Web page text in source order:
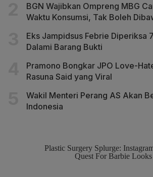
BGN Wajibkan Ompreng MBG
Waktu Konsumsi, Tak Boleh
Eks Jampidsus Febrie Diperiksa
Dalami Barang Bukti
Pramono Bongkar JPO Love-
Rasuna Said yang Viral
Wakil Menteri Perang AS Akan
Indonesia